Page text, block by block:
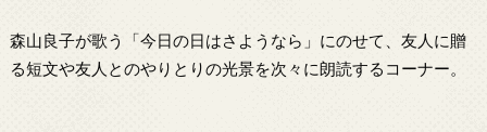
森山良子が歌う「今日の日はさようなら」にのせて、友人に贈
る短文や友人とのやりとりの光景を次々に朗読するコーナー。